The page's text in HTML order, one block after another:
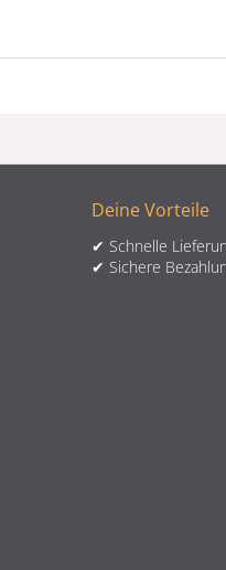
Deine Vorteile
✔ Schnelle
✔ Sichere